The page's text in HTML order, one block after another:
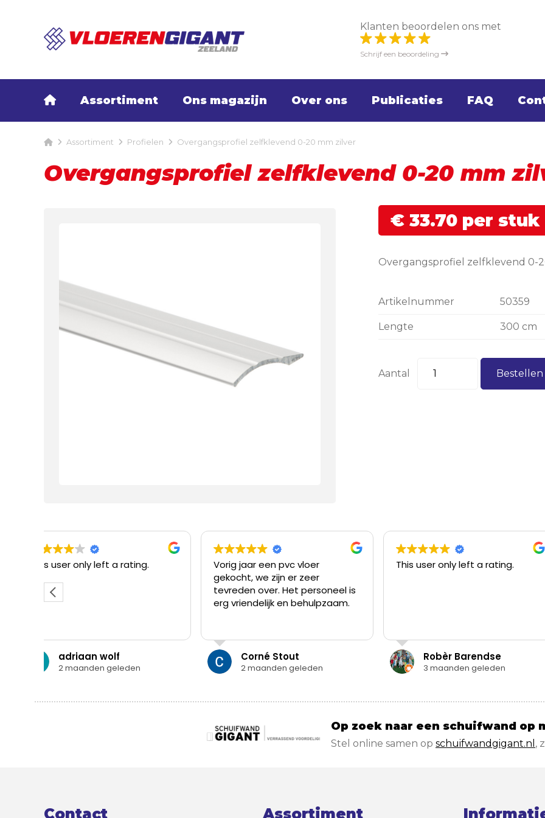
Klanten beoordelen ons met
Schrijf een beoordeling
Assortiment Ons magazijn Over ons Publicaties FAQ
Assortiment Profielen Overgangsprofiel zelfklevend 0-20 mm zilver
Overgangsprofiel zelfklevend 0-20 mm
€ 33.70 per stuk
Overgangsprofiel zelfklevend 0-
Artikelnummer 50359
Lengte 300 cm
Aantal Bestellen
Vorig jaar een pvc vloer
tevreden over. Het personeel is
erg vriendelijk en behulpzaam.
2 maanden geleden
This user only left a rating.
3 maanden geleden
Vloerengigant
vloeren, goed
vragen,
de gewenste
slaapkamer nog
langsgeweest!
Els
4 maanden
Op zoek naar een schuifwand op
Stel online samen op schuifwandgigant.nl ,
Contact Assortiment